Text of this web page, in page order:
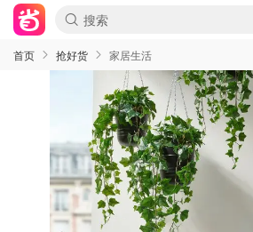
首页 抢好货 家居生活